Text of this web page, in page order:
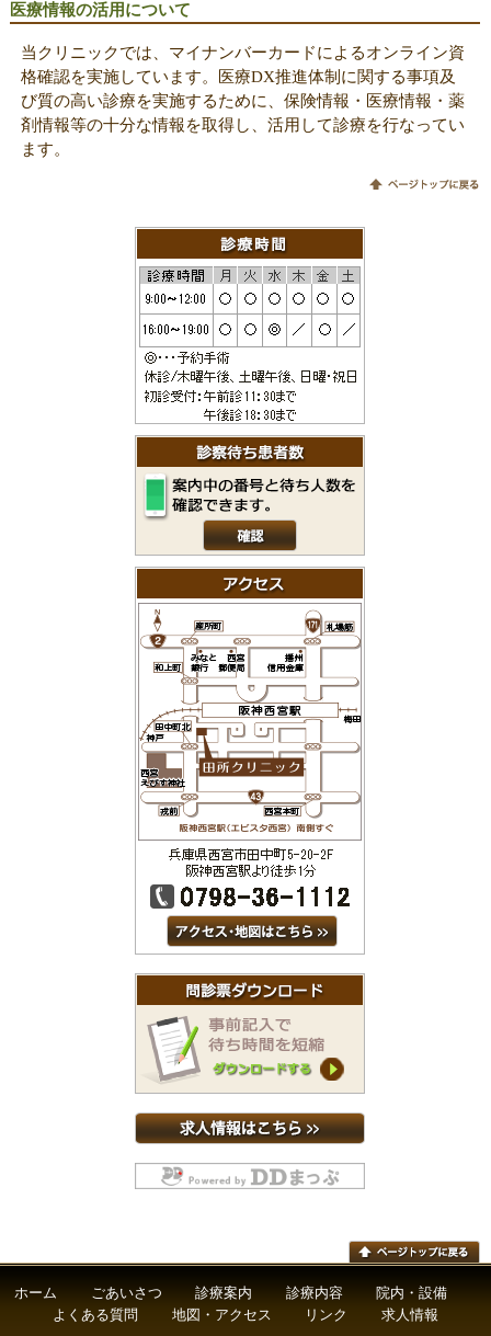
医療情報の活用について
当クリニックでは、マイナンバーカードによるオンライン資
格確認を実施しています。医療DX推進体制に関する事項及
び質の高い診療を実施するために、保険情報・医療情報・薬
剤情報等の十分な情報を取得し、活用して診療を行なってい
ます。
ホーム ごあいさつ 診療案内 診療内容
院内・設備
よくある質問
地図・アクセス リンク 求人情報